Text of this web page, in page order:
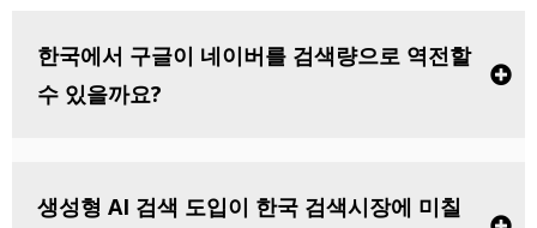
한국에서 구글이 네이버를 검색량으로 역전할
수 있을까요?
생성형 AI 검색 도입이 한국 검색시장에 미칠